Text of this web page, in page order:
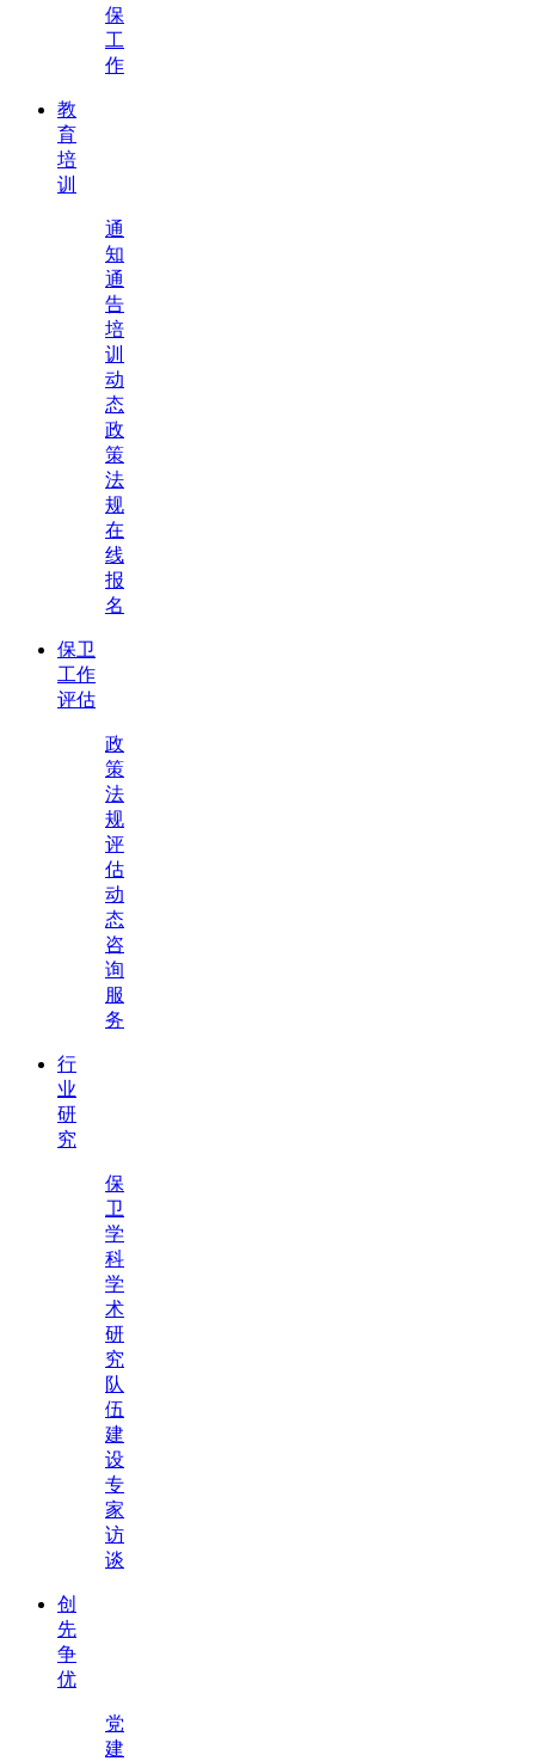
保
工
作
教
育
培
训
通
知
通
告
培
训
动
态
政
策
法
规
在
线
报
名
保卫
工作
评估
政
策
法
规
评
估
动
态
咨
询
服
务
行
业
研
究
保
卫
学
科
学
术
研
究
队
伍
建
设
专
家
访
谈
创
先
争
优
党
建